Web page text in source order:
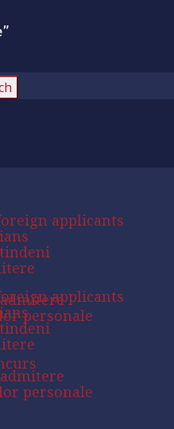
applicants
personale
applicants
personale